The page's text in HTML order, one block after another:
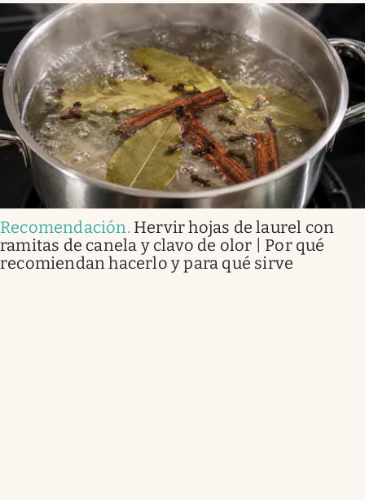
Recomendación. Hervir hojas de laurel con
ramitas de canela y clavo de olor | Por qué
recomiendan hacerlo y para qué sirve